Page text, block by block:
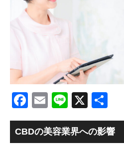
Facebook
EmailLine
X
有
CBDの美容業界への影響